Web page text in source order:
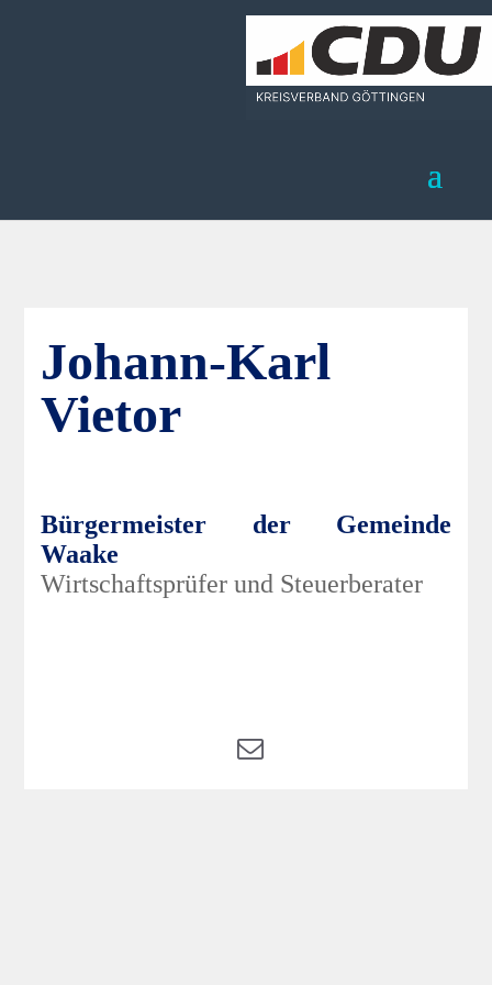
Johann-Karl
Vietor
Bürgermeister der Gemeinde
Waake
Wirtschaftsprüfer und Steuerberater